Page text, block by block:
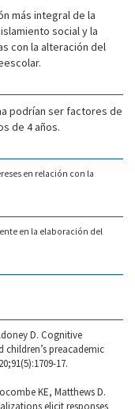
más integral de la
social y la
con la alteración del
podrían ser factores de
de 4 años.
en relación con la
en la elaboración del
D. Cognitive
preacademic
17.
KE, Matthews D.